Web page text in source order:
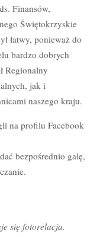
Finansów,
Świętokrzyskie
łatwy, ponieważ do
bardzo dobrych
Regionalny
jak i
naszego kraju.
na profilu Facebook
bezpośrednio galę,
się fotorelacja.